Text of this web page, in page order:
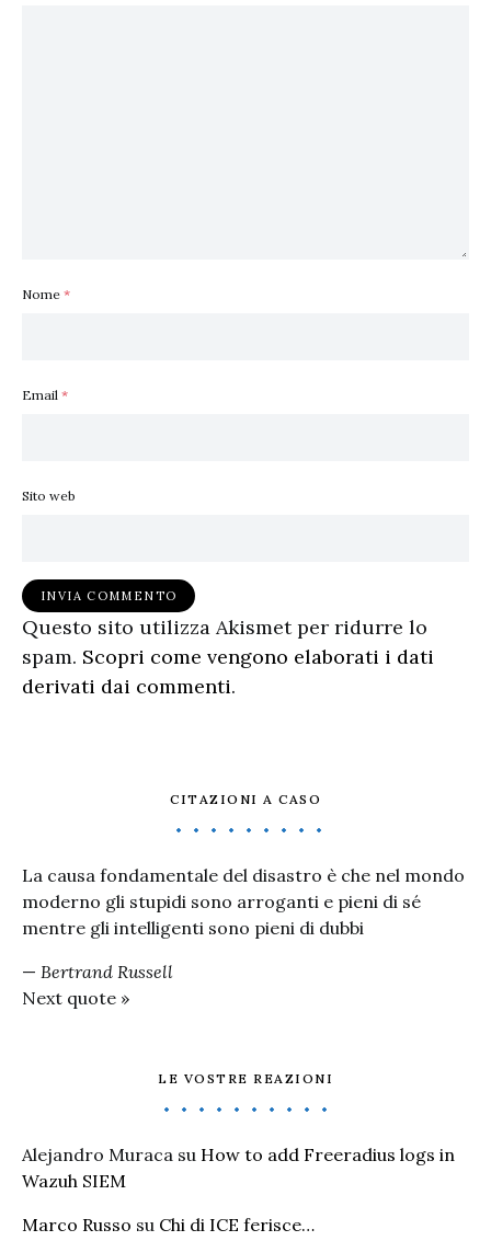
Nome *
Email *
Sito web
Questo sito utilizza Akismet per ridurre lo
spam. Scopri come vengono elaborati i dati
derivati dai commenti.
CITAZIONI A CASO
La causa fondamentale del disastro è che nel mondo
moderno gli stupidi sono arroganti e pieni di sé
mentre gli intelligenti sono pieni di dubbi
— Bertrand Russell
Next quote »
LE VOSTRE REAZIONI
Alejandro Muraca su How to add Freeradius logs in
Wazuh SIEM
Marco Russo su Chi di ICE ferisce…